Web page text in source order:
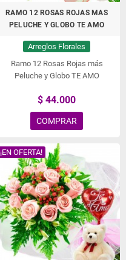
RAMO 12 ROSAS ROJAS MAS
PELUCHE Y GLOBO TE AMO
Arreglos Florales
Ramo 12 Rosas Rojas más
Peluche y Globo TE AMO
$ 44.000
COMPRAR
¡EN OFERTA!